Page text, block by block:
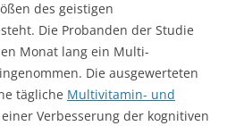
des geistigen
Die Probanden der Studie
Monat lang ein Multi-
Die ausgewerteten
tägliche Multivitamin- und
Verbesserung der kognitiven